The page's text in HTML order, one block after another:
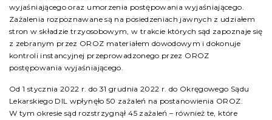
wyjaśniającego oraz umorzenia postępowania wyjaśniającego.
Zażalenia rozpoznawane są na posiedzeniach jawnych z udziałem
stron w składzie trzyosobowym, w trakcie których sąd zapoznaje się
z zebranym przez OROZ materiałem dowodowym i dokonuje
kontroli instancyjnej przeprowadzonego przez OROZ
postępowania wyjaśniającego.
Od 1 stycznia 2022 r. do 31 grudnia 2022 r. do Okręgowego Sądu
Lekarskiego DIL wpłynęło 50 zażaleń na postanowienia OROZ.
W tym okresie sąd rozstrzygnął 45 zażaleń – również te, które